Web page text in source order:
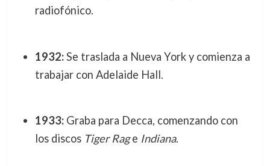
radiofónico.
1932:Se traslada a Nueva York y comienza a
trabajar con Adelaide Hall.
1933:Graba para Decca, comenzando con
los discos Tiger Rage Indiana.